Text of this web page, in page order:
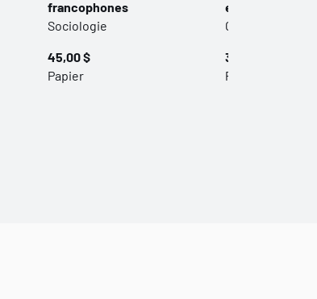
francophones
Sociologie
45,00 $
Papier
environs (1760-
Géographie
35,00 $
Papier